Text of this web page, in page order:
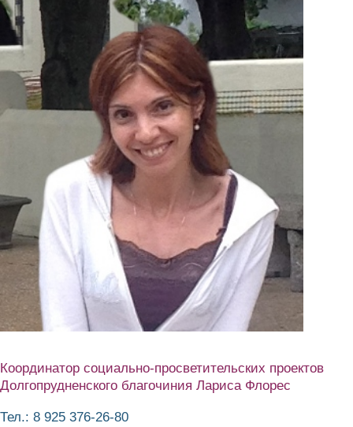
Координатор социально-просветительских проектов
Долгопрудненского благочиния Лариса Флорес
Тел.: 8 925 376-26-80